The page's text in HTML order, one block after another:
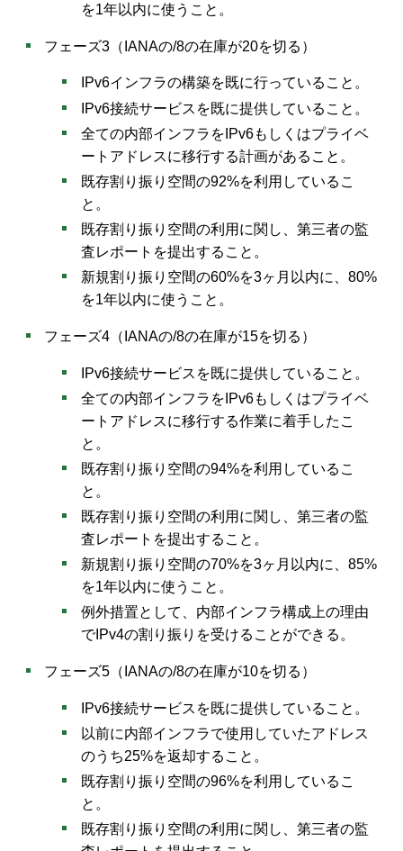
を1年以内に使うこと。
フェーズ3（IANAの/8の在庫が20を切る）
IPv6インフラの構築を既に行っていること。
IPv6接続サービスを既に提供していること。
全ての内部インフラをIPv6もしくはプライベ
ートアドレスに移行する計画があること。
既存割り振り空間の92%を利用しているこ
と。
既存割り振り空間の利用に関し、第三者の監
査レポートを提出すること。
新規割り振り空間の60%を3ヶ月以内に、80%
を1年以内に使うこと。
フェーズ4（IANAの/8の在庫が15を切る）
IPv6接続サービスを既に提供していること。
全ての内部インフラをIPv6もしくはプライベ
ートアドレスに移行する作業に着手したこ
と。
既存割り振り空間の94%を利用しているこ
と。
既存割り振り空間の利用に関し、第三者の監
査レポートを提出すること。
新規割り振り空間の70%を3ヶ月以内に、85%
を1年以内に使うこと。
例外措置として、内部インフラ構成上の理由
でIPv4の割り振りを受けることができる。
フェーズ5（IANAの/8の在庫が10を切る）
IPv6接続サービスを既に提供していること。
以前に内部インフラで使用していたアドレス
のうち25%を返却すること。
既存割り振り空間の96%を利用しているこ
と。
既存割り振り空間の利用に関し、第三者の監